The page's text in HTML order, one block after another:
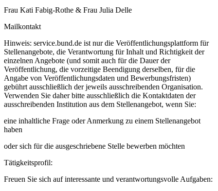
Frau Kati Fabig-Rothe & Frau Julia Delle
Mailkontakt
Hinweis: service.bund.de ist nur die Veröffentlichungsplattform für
Stellenangebote, die Verantwortung für Inhalt und Richtigkeit der
einzelnen Angebote (und somit auch für die Dauer der
Veröffentlichung, die vorzeitige Beendigung derselben, für die
Angabe von Veröffentlichungsdaten und Bewerbungsfristen)
gebührt ausschließlich der jeweils ausschreibenden Organisation.
Verwenden Sie daher bitte ausschließlich die Kontaktdaten der
ausschreibenden Institution aus dem Stellenangebot, wenn Sie:
eine inhaltliche Frage oder Anmerkung zu einem Stellenangebot
haben
oder sich für die ausgeschriebene Stelle bewerben möchten
Tätigkeitsprofil:
Freuen Sie sich auf interessante und verantwortungsvolle Aufgaben: